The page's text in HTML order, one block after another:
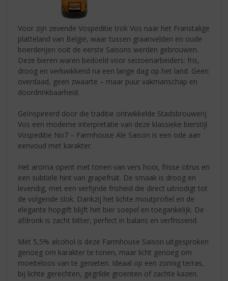
Voor zijn zevende Vospeditie trok Vos naar het Franstalige
platteland van België, waar tussen graanvelden en oude
boerderijen ooit de eerste Saisons werden gebrouwen.
Deze bieren waren bedoeld voor seizoenarbeiders: fris,
droog en verkwikkend na een lange dag op het land. Geen
overdaad, geen zwaarte – maar puur vakmanschap en
doordrinkbaarheid.
Geïnspireerd door die traditie ontwikkelde Stadsbrouwerij
Vos een moderne interpretatie van deze klassieke bierstijl.
Vospeditie No7 – Farmhouse Ale Saison is een ode aan
eenvoud met karakter.
Het aroma opent met tonen van vers hooi, frisse citrus en
een subtiele hint van grapefruit. De smaak is droog en
levendig, met een verfijnde frisheid die direct uitnodigt tot
de volgende slok. Dankzij het lichte moutprofiel en de
elegante hopgift blijft het bier soepel en toegankelijk. De
afdronk is zacht bitter, perfect in balans en verfrissend.
Met 5,5% alcohol is deze Farmhouse Saison uitgesproken
genoeg om karakter te tonen, maar licht genoeg om
moeiteloos van te genieten. Ideaal op een zonnig terras,
bij lichte gerechten, gegrilde groenten of zachte kazen.